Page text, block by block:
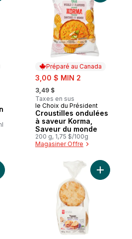
Préparé au Canada
sale:
3,00 $ MIN 2
, formerly:
3,49 $
Taxes en sus
Préparé au Canada
le Choix du Président
Croustilles ondulées
à saveur Korma,
Saveur du monde
200 g, 1,75 $/100g
Magasiner Offre
Jus pressé à froid avec desAjouter